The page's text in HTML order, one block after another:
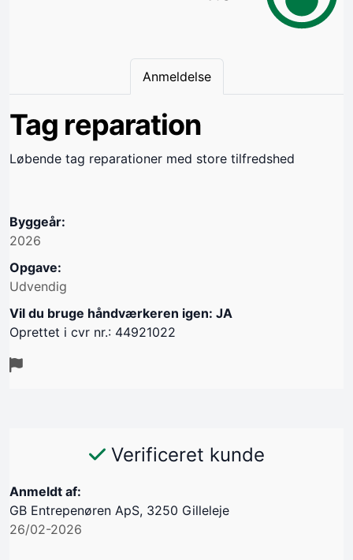
Anmeldelse
Tag reparation
Løbende tag reparationer med store tilfredshed
Byggeår:
2026
Opgave:
Udvendig
Vil du bruge håndværkeren igen: JA
Oprettet i cvr nr.: 44921022
Verificeret kunde
Anmeldt af:
GB Entrepenøren ApS, 3250 Gilleleje
26/02-2026